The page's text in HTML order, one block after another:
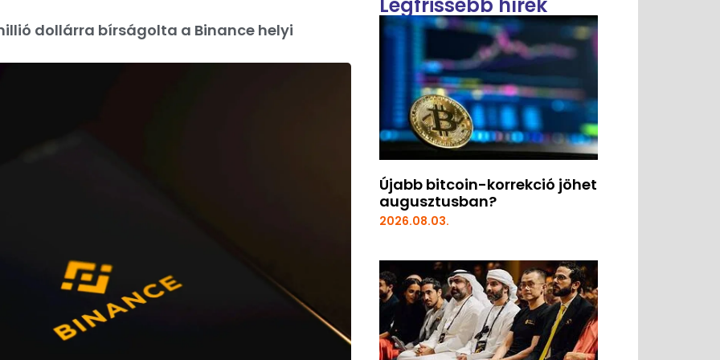
dollárra bírságolta a Binance helyi
Legfrissebb hírek
Újabb bitcoin-korrekció jöhet
augusztusban?
2026.08.03.